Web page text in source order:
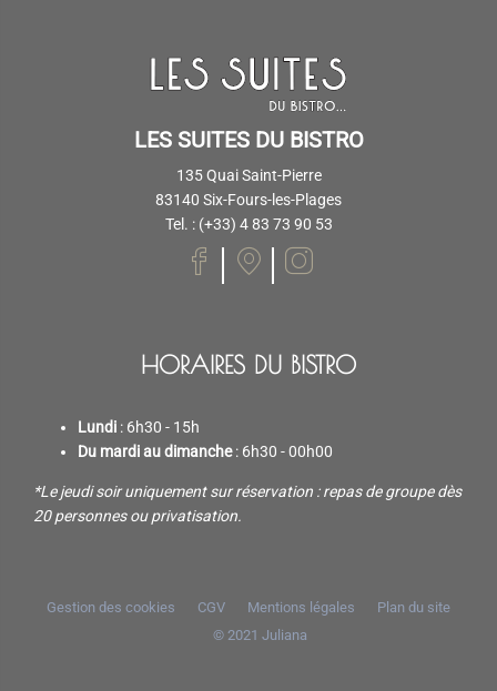
LES SUITES DU BISTRO
135 Quai Saint-Pierre
83140 Six-Fours-les-Plages
Tel. : (+33) 4 83 73 90 53
HORAIRES DU BISTRO
Lundi : 6h30 - 15h
Du mardi au dimanche: 6h30 - 00h00
*Le jeudi soir uniquement sur réservation : repas de groupe dès
20 personnes ou privatisation.
Gestion des cookies CGV Mentions légales
Plan du site
© 2021 Juliana